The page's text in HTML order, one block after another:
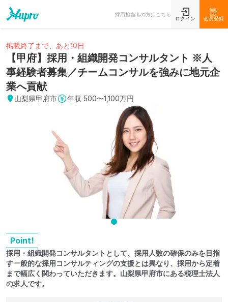
採用担当者の方はこちら
ログイン 会員登録
掲載終了まで、あと10日
【甲府】採用・組織開発コンサルタント ※人
事経験者募集／チームコンサルを強みに地元企
業へ貢献
山梨県甲府市 年収 500〜1,100万円
Point!
採用・組織開発コンサルタントとして、採用人数の確保のみを目指
す一般的な採用コンサルティングの支援とは異なり、採用から定着
まで幅広く関わっていただきます。山梨県甲府市にある税理士法人
の求人です。